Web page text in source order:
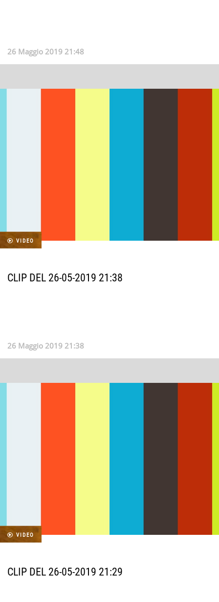
26 Maggio 2019 21:48
VIDEO
CLIP DEL 26-05-2019 21:38
26 Maggio 2019 21:38
VIDEO
CLIP DEL 26-05-2019 21:29